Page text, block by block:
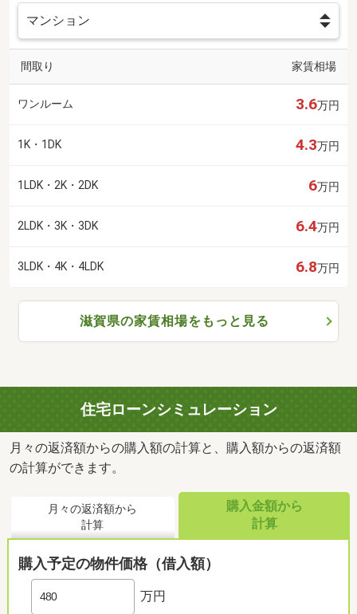
間取り 家賃相場
ワンルーム 3.6万円
1K・1DK 4.3万円
1LDK・2K・2DK 6万円
2LDK・3K・3DK 6.4万円
3LDK・4K・4LDK 6.8万円
滋賀県の家賃相場をもっと見る
住宅ローンシミュレーション
月々の返済額からの購入額の計算と、購入額からの返済額
の計算ができます。
月々の返済額から
計算
購入金額から
計算
購入予定の物件価格（借入額）
万円